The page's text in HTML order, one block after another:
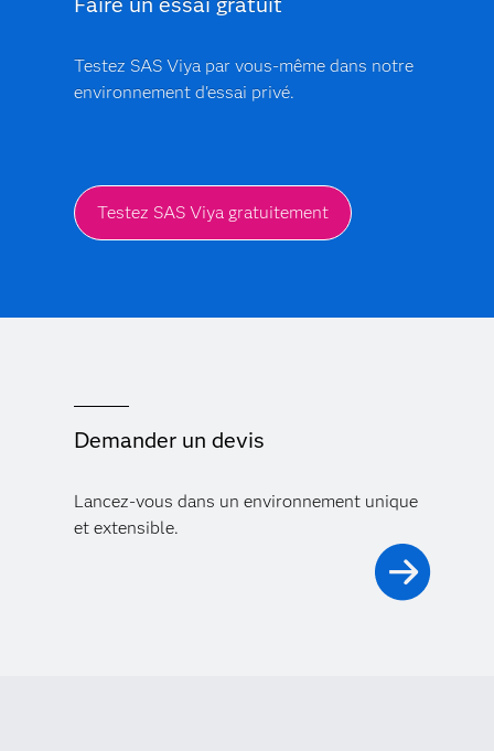
pour permettre des décisions rapides, précises et
explicables.
Testez SAS Viya par vous-même dans notre
environnement d'essai privé.
Testez SAS Viya gratuitement
Demander un devis
Lancez-vous dans un environnement unique
et extensible.